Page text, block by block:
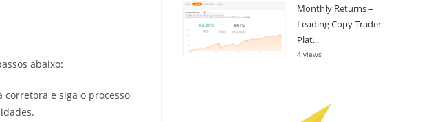
abaixo:
corretora e siga o processo
Monthly Returns –
Leading Copy Trader
Plat...
4 views